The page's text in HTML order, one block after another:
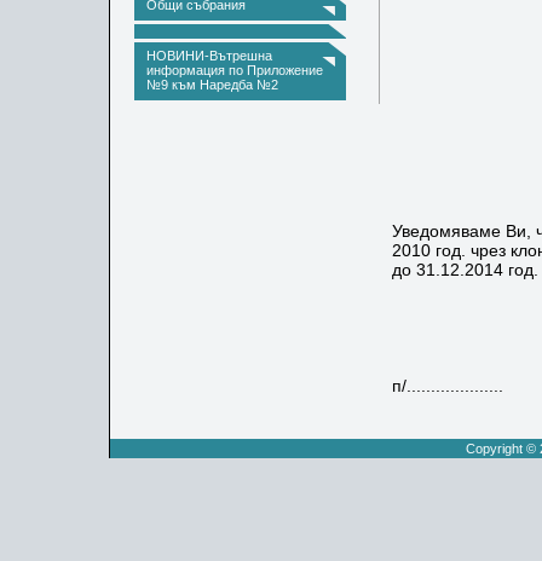
Общи събрания
НОВИНИ-Вътрешна
информация по Приложение
№9 към Наредба №2
Уведомяваме Ви,
2010 год. чрез
до 31.12.2014
п/....................
Copyright ©